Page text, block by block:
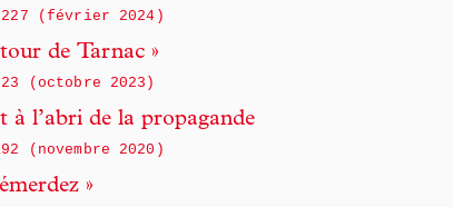
227 (février 2024)
de Tarnac »
(octobre 2023)
à l’abri de la propagande
(novembre 2020)
»